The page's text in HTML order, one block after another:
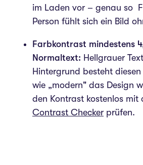
im Laden vor – genau so
Person fühlt sich ein Bild
Farbkontrast mindestens
Normaltext: Hellgrauer
Hintergrund besteht diesen
wie „modern" das Design
den Kontrast kostenlos mit
Contrast Checker prüfen.